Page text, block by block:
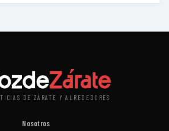
DE ZÁRATE Y ALREDEDORES
Nosotros